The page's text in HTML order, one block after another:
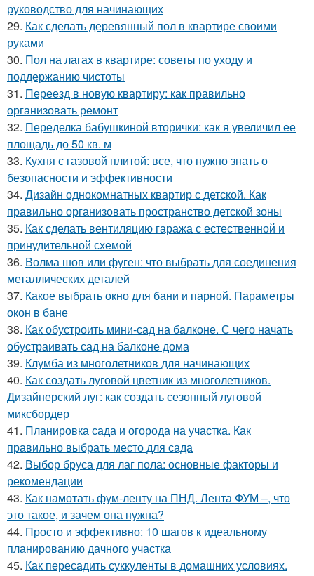
руководство для начинающих
29. Как сделать деревянный пол в квартире своими
руками
30. Пол на лагах в квартире: советы по уходу и
поддержанию чистоты
31. Переезд в новую квартиру: как правильно
организовать ремонт
32. Переделка бабушкиной вторички: как я увеличил ее
площадь до 50 кв. м
33. Кухня с газовой плитой: все, что нужно знать о
безопасности и эффективности
34. Дизайн однокомнатных квартир с детской. Как
правильно организовать пространство детской зоны
35. Как сделать вентиляцию гаража с естественной и
принудительной схемой
36. Волма шов или фуген: что выбрать для соединения
металлических деталей
37. Какое выбрать окно для бани и парной. Параметры
окон в бане
38. Как обустроить мини-сад на балконе. С чего начать
обустраивать сад на балконе дома
39. Клумба из многолетников для начинающих
40. Как создать луговой цветник из многолетников.
Дизайнерский луг: как создать сезонный луговой
миксбордер
41. Планировка сада и огорода на участка. Как
правильно выбрать место для сада
42. Выбор бруса для лаг пола: основные факторы и
рекомендации
43. Как намотать фум-ленту на ПНД. Лента ФУМ –, что
это такое, и зачем она нужна?
44. Просто и эффективно: 10 шагов к идеальному
планированию дачного участка
45. Как пересадить суккуленты в домашних условиях.